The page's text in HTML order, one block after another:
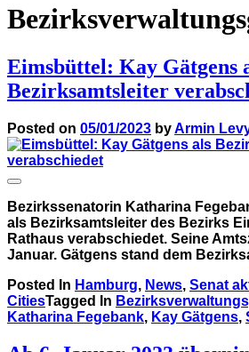
Eimsbüttel: Kay Gätgens
Bezirksamtsleiter
Posted on 05/01/2023 byArmin
Bezirkssenatorin Katharina
als Bezirksamtsleiter des Bezirks
Rathaus verabschiedet. Seine
Januar. Gätgens stand dem
Posted In Hamburg, News, Senat
CitiesTagged In
Katharina Fegebank, Kay Gätgens,